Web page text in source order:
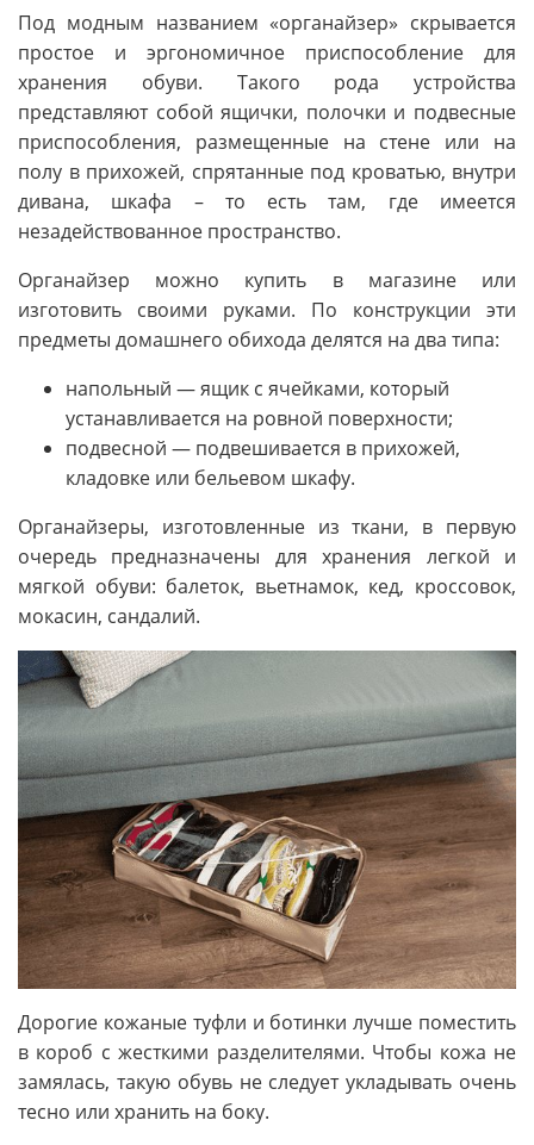
Под модным названием «органайзер» скрывается
простое и эргономичное приспособление для
хранения обуви. Такого рода устройства
представляют собой ящички, полочки и подвесные
приспособления, размещенные на стене или на
полу в прихожей, спрятанные под кроватью, внутри
дивана, шкафа – то есть там, где имеется
незадействованное пространство.
Органайзер можно купить в магазине или
изготовить своими руками. По конструкции эти
предметы домашнего обихода делятся на два типа:
напольный — ящик с ячейками, который
устанавливается на ровной поверхности;
подвесной — подвешивается в прихожей,
кладовке или бельевом шкафу.
Органайзеры, изготовленные из ткани, в первую
очередь предназначены для хранения легкой и
мягкой обуви: балеток, вьетнамок, кед, кроссовок,
мокасин, сандалий.
Дорогие кожаные туфли и ботинки лучше поместить
в короб с жесткими разделителями. Чтобы кожа не
замялась, такую обувь не следует укладывать очень
тесно или хранить на боку.